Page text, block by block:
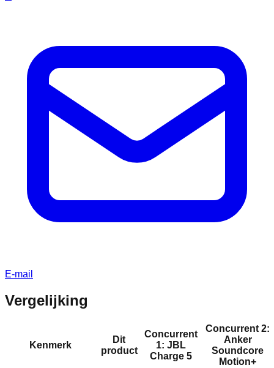
E-mail
Vergelijking
Kenmerk
Dit
product
Concurrent
1: JBL
Charge 5
Concurrent 2:
Anker
Soundcore
Motion+